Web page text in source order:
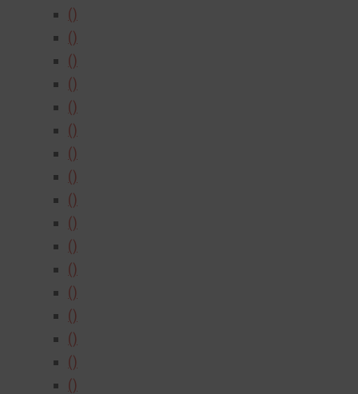
()
()
()
()
()
()
()
()
()
()
()
()
()
()
()
()
()